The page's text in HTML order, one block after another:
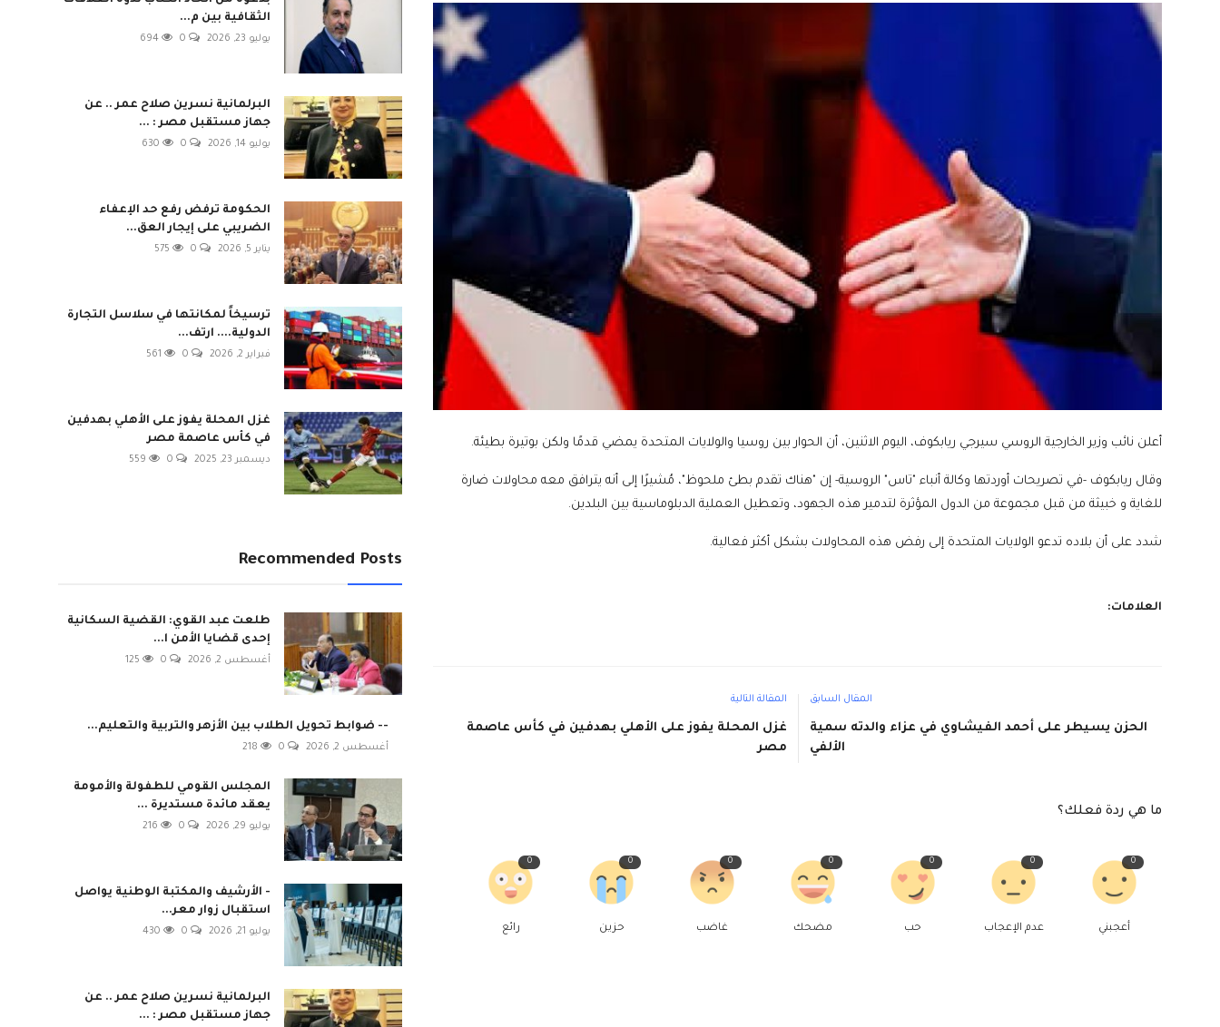
منوعات وبرقيات
روائع الطبخ العالمى
Arabic
أعلن نائب وزير الخارجية الروسي سيرجي ريابكوف، اليوم الاثنين، أن الحوار بين روسيا والولايات المتحدة يمضي قدمًا ولكن بوتيرة بطيئة.
وقال ريابكوف -في تصريحات أوردتها وكالة أنباء "تاس" الروسية- إن "هناك تقدم بطئ ملحوظ"، مُشيرًا إلى أنه يترافق معه محاولات ضارة
للغاية و خبيثة من قبل مجموعة من الدول المؤثرة لتدمير هذه الجهود، وتعطيل العملية الدبلوماسية بين البلدين.
شدد على أن بلاده تدعو الولايات المتحدة إلى رفض هذه المحاولات بشكل أكثر فعالية.
العلامات:
المقال السابق
الحزن يسيطر على أحمد الفيشاوي في عزاء والدته سمية
الألفي
المقالة التالية
غزل المحلة يفوز على الأهلي بهدفين في كأس عاصمة
مصر
ما هي ردة فعلك؟
0
أعجبني
0
عدم الإعجاب
0
حب
0
مضحك
0
غاضب
0
حزين
0
رائع
الثقافية بين م...
يوليو 23, 2026 0
694
البرلمانية نسرين صلاح عمر .. عن
جهاز مستقبل مصر : ...
يوليو 14, 2026 0
630
الحكومة ترفض رفع حد الإعفاء
الضريبي على إيجار العق...
يناير 5, 2026 0
575
ترسيخاً لمكانتها في سلاسل التجارة
الدولية.... ارتف...
فبراير 2, 2026 0
561
غزل المحلة يفوز على الأهلي بهدفين
في كأس عاصمة مصر
ديسمبر 23, 2025 0
559
Recommended Posts
طلعت عبد القوي: القضية السكانية
إحدى قضايا الأمن ا...
أغسطس 2, 2026 0
125
-- ضوابط تحويل الطلاب بين الأزهر والتربية والتعليم...
أغسطس 2, 2026 0
218
المجلس القومي للطفولة والأمومة
يعقد مائدة مستديرة ...
يوليو 29, 2026 0
216
- الأرشيف والمكتبة الوطنية يواصل
استقبال زوار معر...
يوليو 21, 2026 0
430
البرلمانية نسرين صلاح عمر .. عن
جهاز مستقبل مصر : ...